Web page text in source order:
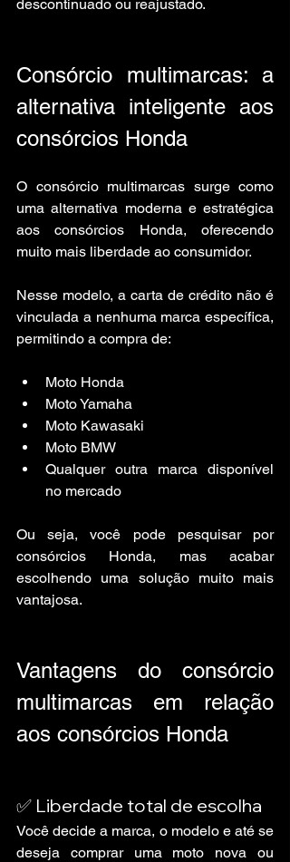
descontinuado ou reajustado.
Consórcio multimarcas: a
alternativa inteligente aos
consórcios Honda
O consórcio multimarcas surge como
uma alternativa moderna e estratégica
aos consórcios Honda, oferecendo
muito mais liberdade ao consumidor.
Nesse modelo, a carta de crédito não é
vinculada a nenhuma marca específica,
permitindo a compra de:
Moto Honda
Moto Yamaha
Moto Kawasaki
Moto BMW
Qualquer outra marca disponível
no mercado
Ou seja, você pode pesquisar por
consórcios Honda, mas acabar
escolhendo uma solução muito mais
vantajosa.
Vantagens do consórcio
multimarcas em relação
aos consórcios Honda
✅ Liberdade total de escolha
Você decide a marca, o modelo e até se
deseja comprar uma moto nova ou